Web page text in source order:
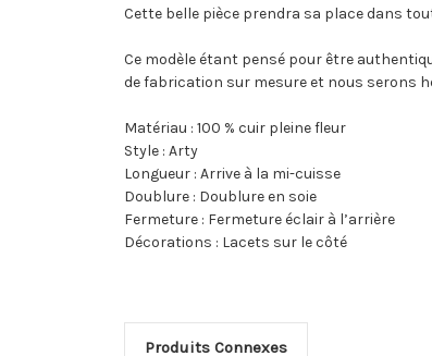
Cette belle pièce prendra sa place dans
Ce modèle étant pensé pour être
de fabrication sur mesure et nous serons
Matériau : 100 % cuir pleine fleur
Style : Arty
Longueur : Arrive à la mi-cuisse
Doublure : Doublure en soie
Fermeture : Fermeture éclair à l’arrière
Décorations : Lacets sur le côté
Produits Connexes